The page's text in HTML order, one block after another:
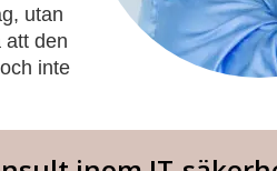
utan
att den
inte